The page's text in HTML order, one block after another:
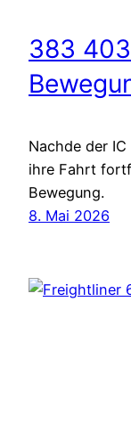
383
Nachde der
ihre Fahrt
Bewegung.
8. Mai 2026